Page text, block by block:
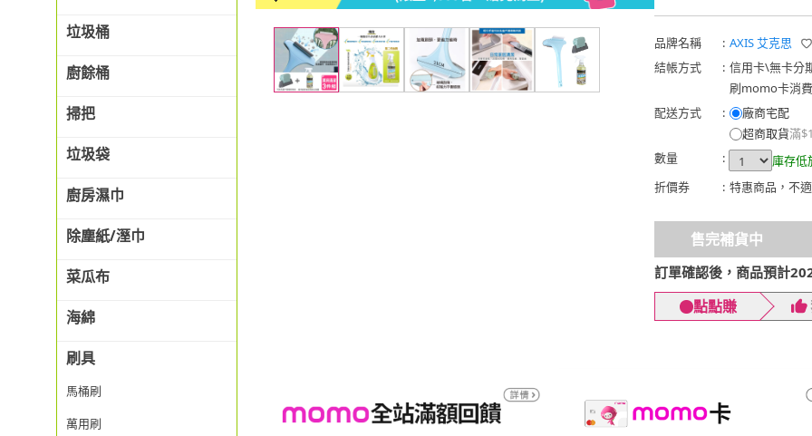
垃圾桶
廚餘桶
掃把
垃圾袋
廚房濕巾
除塵紙/溼巾
菜瓜布
海綿
刷具
馬桶刷
萬用刷
品牌名稱 : AXIS 艾克思
結帳方式
: 信用卡\無卡分
刷momo卡消
配送方式
:
廠商宅配
超商取貨滿
數量
: 庫存低
折價券
: 特惠商品，不
售完補貨中
訂單確認後，商品預計
點點賺